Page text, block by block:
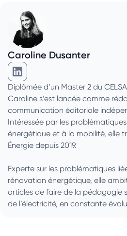
Caroline Dusanter
Caroline Dusanter sur
Diplômée d’un Master 2 du
Caroline s’est lancée comme
communication éditoriale
Intéressée par les
énergétique et à la mobilité, elle
Énergie depuis 2019.
Experte sur les problématiques
rénovation énergétique, elle
articles de faire de la pédagogie
de l’électricité, en constante